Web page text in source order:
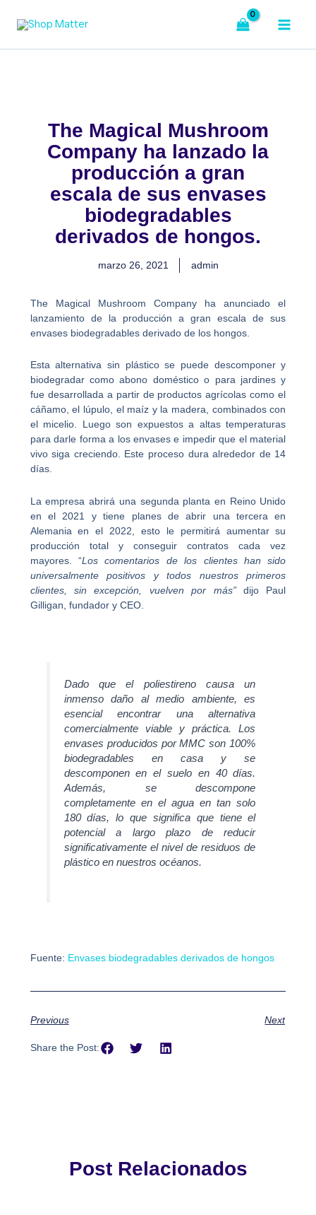
The Magical Mushroom
Company ha lanzado la
producción a gran
escala de sus envases
biodegradables
derivados de hongos.
marzo 26, 2021 admin
The Magical Mushroom Company ha anunciado el
lanzamiento de la producción a gran escala de sus
envases biodegradables derivado de los hongos.
Esta alternativa sin plástico se puede descomponer y
biodegradar como abono doméstico o para jardines y
fue desarrollada a partir de productos agrícolas como el
cáñamo, el lúpulo, el maíz y la madera, combinados con
el micelio. Luego son expuestos a altas temperaturas
para darle forma a los envases e impedir que el material
vivo siga creciendo. Este proceso dura alrededor de 14
días.
La empresa abrirá una segunda planta en Reino Unido
en el 2021 y tiene planes de abrir una tercera en
Alemania en el 2022, esto le permitirá aumentar su
producción total y conseguir contratos cada vez
mayores. “Los comentarios de los clientes han sido
universalmente positivos y todos nuestros primeros
clientes, sin excepción, vuelven por más”dijo Paul
Gilligan, fundador y CEO.
Dado que el poliestireno causa un
inmenso daño al medio ambiente, es
esencial encontrar una alternativa
comercialmente viable y práctica. Los
envases producidos por MMC son 100%
biodegradables en casa y se
descomponen en el suelo en 40 días.
Además, se descompone
completamente en el agua en tan solo
180 días, lo que significa que tiene el
potencial a largo plazo de reducir
significativamente el nivel de residuos de
plástico en nuestros océanos.
Fuente: Envases biodegradables derivados de hongos
Previous Next
Share the Post:
Post Relacionados